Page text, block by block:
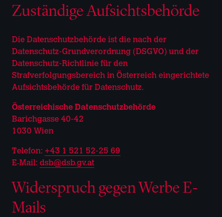
Zuständige Aufsichtsbehörde
Die Datenschutzbehörde ist die nach der
Datenschutz-Grundverordnung (DSGVO) und der
Datenschutz-Richtlinie für den
Strafverfolgungsbereich in Österreich eingerichtete
Aufsichtsbehörde für Datenschutz.
Österreichische Datenschutzbehörde
Barichgasse 40-42
1030 Wien
Telefon: +43 1 521 52-25 69
E‑Mail: dsb@dsb.gv.at
Widerspruch gegen Werbe E-
Mails